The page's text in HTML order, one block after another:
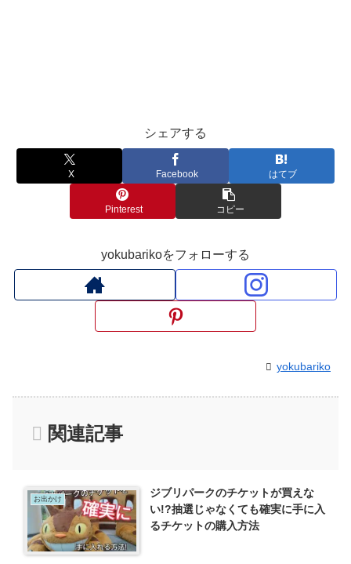
シェアする
X Facebook はてブ
Pinterest コピー
yokubarikoをフォローする
yokubariko
関連記事
お出かけ
ジブリパークのチケットが買えな
い!?抽選じゃなくても確実に手に入
るチケットの購入方法